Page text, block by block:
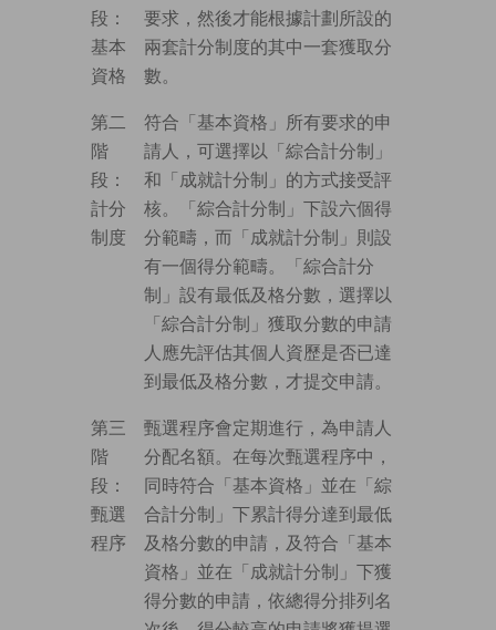
段：
基本
資格
要求，然後才能根據計劃所設的
兩套計分制度的其中一套獲取分
數。
第二
階
段：
計分
制度
符合「基本資格」所有要求的申
請人，可選擇以「綜合計分制」
和「成就計分制」的方式接受評
核。「綜合計分制」下設六個得
分範疇，而「成就計分制」則設
有一個得分範疇。「綜合計分
制」設有最低及格分數，選擇以
「綜合計分制」獲取分數的申請
人應先評估其個人資歷是否已達
到最低及格分數，才提交申請。
第三
階
段：
甄選
程序
甄選程序會定期進行，為申請人
分配名額。在每次甄選程序中，
同時符合「基本資格」並在「綜
合計分制」下累計得分達到最低
及格分數的申請，及符合「基本
資格」並在「成就計分制」下獲
得分數的申請，依總得分排列名